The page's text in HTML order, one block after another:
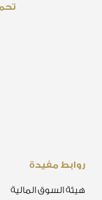
روابط مفيدة
هيئة السوق المالية